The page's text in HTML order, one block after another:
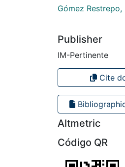
Gómez
Publisher
IM-Pertinente
Cite
Altmetric
Código QR